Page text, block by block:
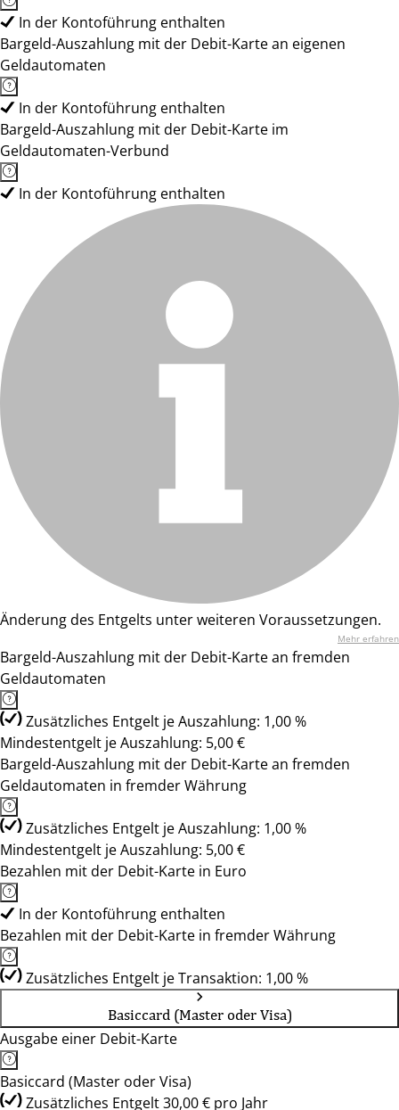
In der Kontoführung enthalten
Bargeld-Auszahlung mit der Debit-Karte an eigenen
Geldautomaten
In der Kontoführung enthalten
Bargeld-Auszahlung mit der Debit-Karte im
Geldautomaten-Verbund
In der Kontoführung enthalten
Änderung des Entgelts unter weiteren Voraussetzungen.
Mehr erfahren
Bargeld-Auszahlung mit der Debit-Karte an fremden
Geldautomaten
Zusätzliches Entgelt je Auszahlung: 1,00 %
Mindestentgelt je Auszahlung: 5,00 €
Bargeld-Auszahlung mit der Debit-Karte an fremden
Geldautomaten in fremder Währung
Zusätzliches Entgelt je Auszahlung: 1,00 %
Mindestentgelt je Auszahlung: 5,00 €
Bezahlen mit der Debit-Karte in Euro
In der Kontoführung enthalten
Bezahlen mit der Debit-Karte in fremder Währung
Zusätzliches Entgelt je Transaktion: 1,00 %
Basiccard (Master oder Visa)
Ausgabe einer Debit-Karte
Basiccard (Master oder Visa)
Zusätzliches Entgelt 30,00 € pro Jahr